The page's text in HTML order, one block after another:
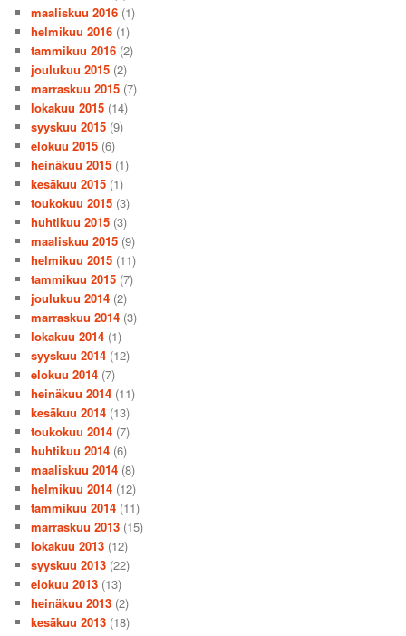
maaliskuu 2016 (1)
helmikuu 2016 (1)
tammikuu 2016 (2)
joulukuu 2015 (2)
marraskuu 2015 (7)
lokakuu 2015 (14)
syyskuu 2015 (9)
elokuu 2015 (6)
heinäkuu 2015 (1)
kesäkuu 2015 (1)
toukokuu 2015 (3)
huhtikuu 2015 (3)
maaliskuu 2015 (9)
helmikuu 2015 (11)
tammikuu 2015 (7)
joulukuu 2014 (2)
marraskuu 2014 (3)
lokakuu 2014 (1)
syyskuu 2014 (12)
elokuu 2014 (7)
heinäkuu 2014 (11)
kesäkuu 2014 (13)
toukokuu 2014 (7)
huhtikuu 2014 (6)
maaliskuu 2014 (8)
helmikuu 2014 (12)
tammikuu 2014 (11)
marraskuu 2013 (15)
lokakuu 2013 (12)
syyskuu 2013 (22)
elokuu 2013 (13)
heinäkuu 2013 (2)
kesäkuu 2013 (18)